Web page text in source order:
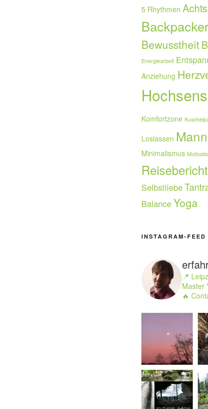
5 Rhythmen
Backpacker
Bewusstheit
Energiearbeit
Anziehung
Komfortzone
Loslassen
Minimalismus
Reisebericht
Selbstliebe
BalanceYoga
INSTAGRAM-FEED
📍
Master
🔥